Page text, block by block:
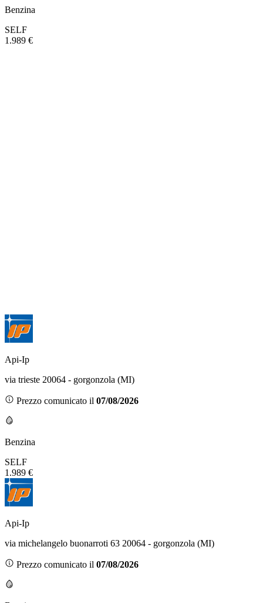
Benzina
SELF
1.989 €
Api-Ip
via trieste 20064 - gorgonzola (MI)
Prezzo comunicato il 07/08/2026
Benzina
SELF
1.989 €
Api-Ip
via michelangelo buonarroti 63 20064 - gorgonzola (MI)
Prezzo comunicato il 07/08/2026